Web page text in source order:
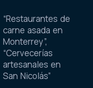
“Restaurantes de
carne asada en
Monterrey”,
“Cervecerías
artesanales en
San Nicolás”